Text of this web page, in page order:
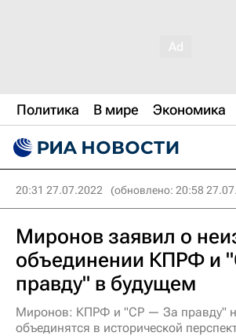
Политика В мире Экономика
20:31 27.07.2022 (обновлено: 20:58
Миронов заявил о
объединении КПРФ и
правду" в будущем
Миронов: КПРФ и "СР — За правду"
объединятся в исторической